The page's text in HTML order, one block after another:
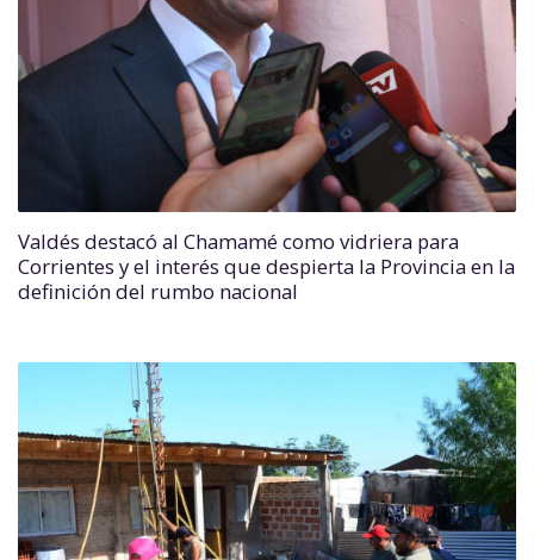
Valdés destacó al Chamamé como vidriera para
Corrientes y el interés que despierta la Provincia en la
definición del rumbo nacional